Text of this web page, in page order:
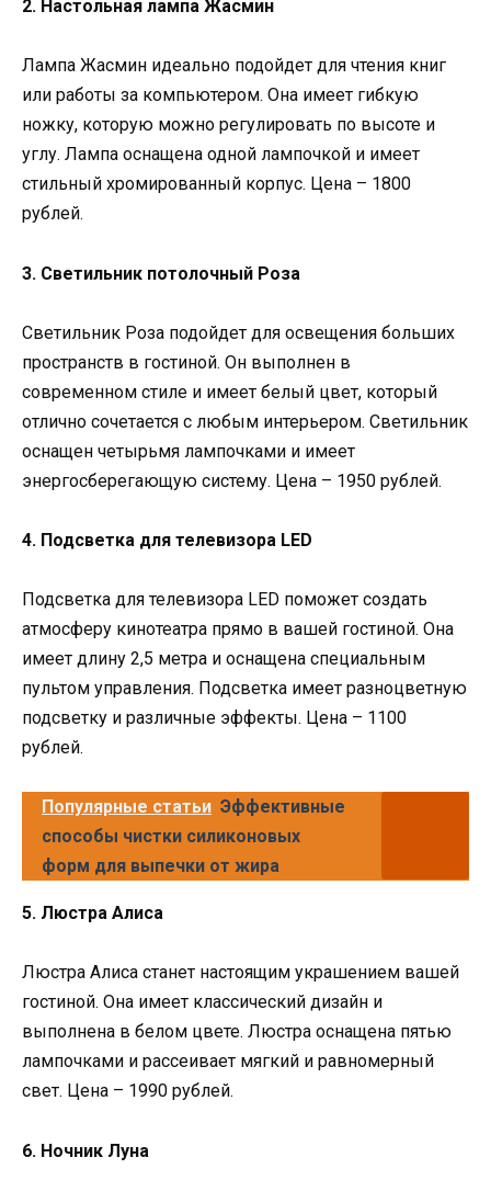
2. Настольная лампа Жасмин
Лампа Жасмин идеально подойдет для чтения книг
или работы за компьютером. Она имеет гибкую
ножку, которую можно регулировать по высоте и
углу. Лампа оснащена одной лампочкой и имеет
стильный хромированный корпус. Цена – 1800
рублей.
3. Светильник потолочный Роза
Светильник Роза подойдет для освещения больших
пространств в гостиной. Он выполнен в
современном стиле и имеет белый цвет, который
отлично сочетается с любым интерьером. Светильник
оснащен четырьмя лампочками и имеет
энергосберегающую систему. Цена – 1950 рублей.
4. Подсветка для телевизора LED
Подсветка для телевизора LED поможет создать
атмосферу кинотеатра прямо в вашей гостиной. Она
имеет длину 2,5 метра и оснащена специальным
пультом управления. Подсветка имеет разноцветную
подсветку и различные эффекты. Цена – 1100
рублей.
Популярные статьи Эффективные
способы чистки силиконовых
форм для выпечки от жира
5. Люстра Алиса
Люстра Алиса станет настоящим украшением вашей
гостиной. Она имеет классический дизайн и
выполнена в белом цвете. Люстра оснащена пятью
лампочками и рассеивает мягкий и равномерный
свет. Цена – 1990 рублей.
6. Ночник Луна